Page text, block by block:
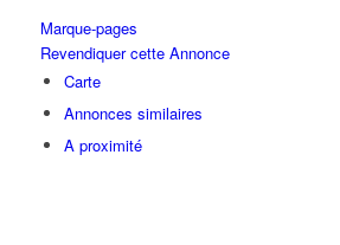
Marque-pages
Revendiquer cette Annonce
Carte
Annonces similaires
A proximité